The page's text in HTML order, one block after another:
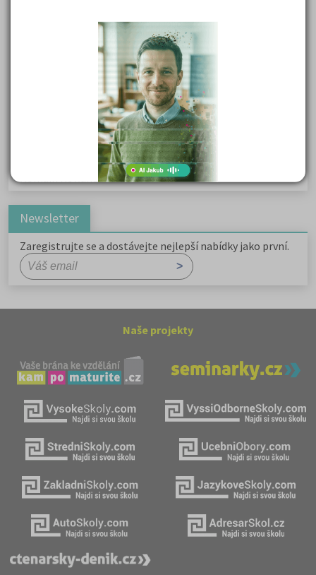
Kritika hry M. L. King v Salesiánském divadle
Důležité reakce organických sloučenin a jejich význam
Zákonitosti v elektronové struktuře
Základní charakteristiky obyvatelstva a geografie sídel
Karel Hynek Mácha: Máj
Karel Havlíček Borovský: Tyrolské elegie
Romain Rolland: Petr a Lucie
Newsletter
Zaregistrujte se a dostávejte nejlepší nabídky jako první.
Naše projekty